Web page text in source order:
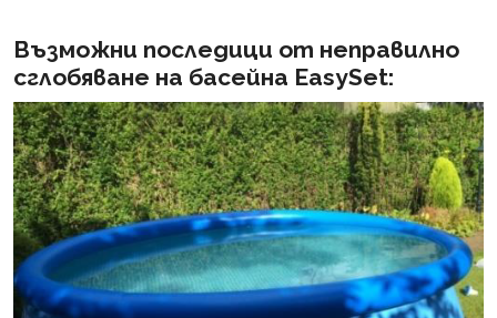
Възможни последици от неправилно
сглобяване на басейна EasySet: